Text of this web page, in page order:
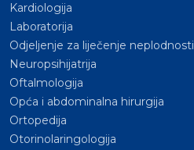
Kardiologija
Laboratorija
Odjeljenje za liječenje neplodnosti
Neuropsihijatrija
Oftalmologija
Opća i abdominalna hirurgija
Ortopedija
Otorinolaringologija